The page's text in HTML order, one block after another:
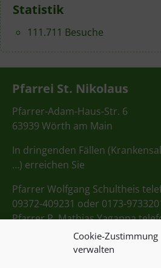
Cookie-Zustimmung
verwalten
Statistik
111.711 Besuche
Pfarrei St. Nikolaus
Pfarrer-Adam-Haus-Str. 6
63939 Wörth am Main
In dringenden Fällen
…) erreichen Sie
Pfarrer Wolfgang Schultheis
09372-409231 oder 0173-
Pfarrer P. Mathias Yagappa